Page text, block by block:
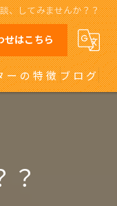
、してみませんか？？
せはこちら
ーの特徴
き爪
ブログ